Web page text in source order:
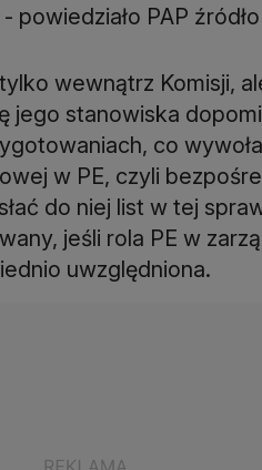
powiedziało PAP źródło
wewnątrz Komisji,
jego stanowiska
co
w PE, czyli
do niej list w tej
jeśli rola PE w
uwzględniona.